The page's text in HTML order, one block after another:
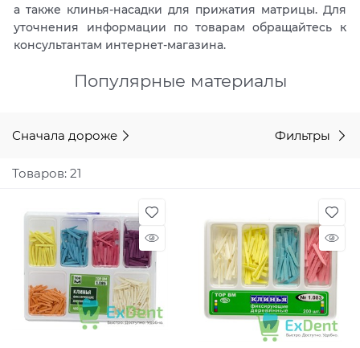
а также клинья-насадки для прижатия матрицы. Для
уточнения информации по товарам обращайтесь к
консультантам интернет-магазина.
Популярные материалы
Сначала дороже Фильтры
Товаров: 21